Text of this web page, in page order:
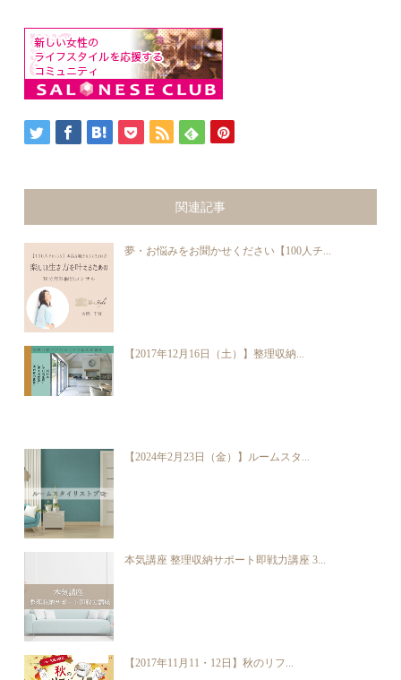
関連記事
夢・お悩みをお聞かせください【100人チ...
【2017年12月16日（土）】整理収納...
【2024年2月23日（金）】ルームスタ...
本気講座 整理収納サポート即戦力講座 3...
【2017年11月11・12日】秋のリフ...